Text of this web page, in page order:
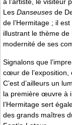
à l’artiste, le visiteur
Les Danseuses de
de l’Hermitage ; il
illustrant le thème
modernité de ses
Signalons que
cœur de l’exposition,
C’est d’ailleurs un
la première œuvre à
l’Hermitage sert
des grands maîtres